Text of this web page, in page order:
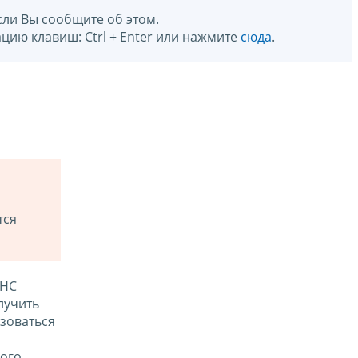
Вы сообщите об этом.
клавиш: Ctrl + Enter или нажмите сюда.